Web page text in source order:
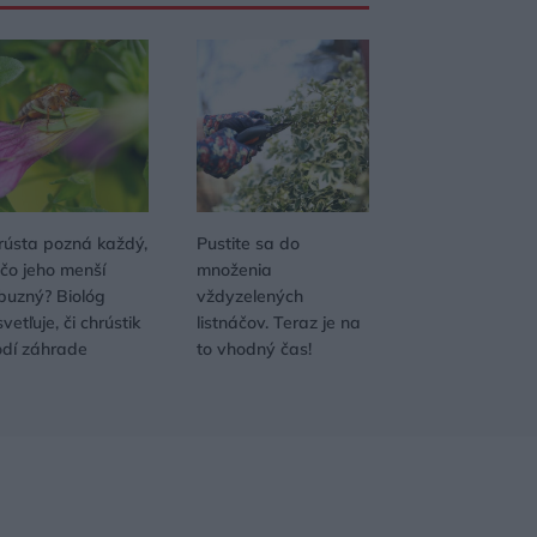
pozná každý,
jeho menší
Biológ
či chrústik
záhrade
Pustite sa do
množenia
vždyzelených
listnáčov. Teraz je na
to vhodný čas!